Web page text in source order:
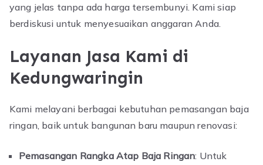
yang jelas tanpa ada harga tersembunyi. Kami siap
berdiskusi untuk menyesuaikan anggaran Anda.
Layanan Jasa Kami di
Kedungwaringin
Kami melayani berbagai kebutuhan pemasangan baja
ringan, baik untuk bangunan baru maupun renovasi:
Pemasangan Rangka Atap Baja Ringan: Untuk